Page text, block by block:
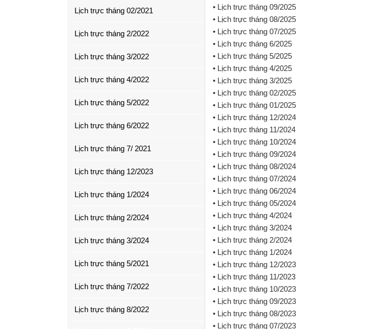
Lịch trực tháng 02/2021
Lịch trực tháng 2/2022
Lịch trực tháng 3/2022
Lịch trực tháng 4/2022
Lịch trực tháng 5/2022
Lịch trực tháng 6/2022
Lịch trực tháng 7/ 2021
Lịch trực tháng 12/2023
Lịch trực tháng 1/2024
Lịch trực tháng 2/2024
Lịch trực tháng 3/2024
Lịch trực tháng 5/2021
Lịch trực tháng 7/2022
Lịch trực tháng 8/2022
• Lịch trực tháng 09/2025
• Lịch trực tháng 08/2025
• Lịch trực tháng 07/2025
• Lịch trực tháng 6/2025
• Lịch trực tháng 5/2025
• Lịch trực tháng 4/2025
• Lịch trực tháng 3/2025
• Lịch trực tháng 02/2025
• Lịch trực tháng 01/2025
• Lịch trực tháng 12/2024
• Lịch trực tháng 11/2024
• Lịch trực tháng 10/2024
• Lịch trực tháng 09/2024
• Lịch trực tháng 08/2024
• Lịch trực tháng 07/2024
• Lịch trực tháng 06/2024
• Lịch trực tháng 05/2024
• Lịch trực tháng 4/2024
• Lịch trực tháng 3/2024
• Lịch trực tháng 2/2024
• Lịch trực tháng 1/2024
• Lịch trực tháng 12/2023
• Lịch trực tháng 11/2023
• Lịch trực tháng 10/2023
• Lịch trực tháng 09/2023
• Lịch trực tháng 08/2023
• Lịch trực tháng 07/2023